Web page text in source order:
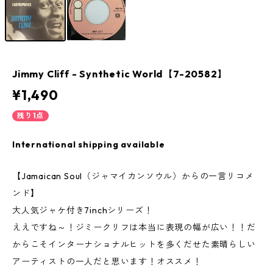
Jimmy Cliff ‎- Synthetic World【7-20582】
¥1,490
残り1点
International shipping available
【Jamaican Soul（ジャマイカンソウル）からの一言リコメ
ンド】
大人気ジャケ付き7inchシリーズ！
ええですね～！ジミークリフは本当に表現の幅が広い！！だ
からこそインターナショナルヒットを多くだせた素晴らしい
アーティストの一人だと思います！オススメ！